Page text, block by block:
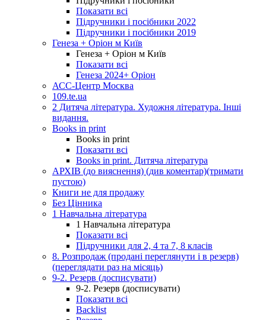
Показати всі
Підручники і посібники 2022
Підручники і посібники 2019
Генеза + Оріон м Київ
Генеза + Оріон м Київ
Показати всі
Генеза 2024+ Оріон
АСС-Центр Москва
109.te.ua
2 Дитяча література. Художня література. Інші
видання.
Books in print
Books in print
Показати всі
Books in print. Дитяча література
АРХІВ (до вияснення) (див коментар)(тримати
пустою)
Книги не для продажу
Без Цінника
1 Навчальна література
1 Навчальна література
Показати всі
Підручники для 2, 4 та 7, 8 класів
8. Розпродаж (продані переглянути і в резерв)
(переглядати раз на місяць)
9-2. Резерв (досписувати)
9-2. Резерв (досписувати)
Показати всі
Backlist